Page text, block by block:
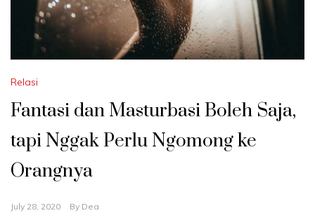
Relasi
Fantasi dan Masturbasi Boleh Saja,
tapi Nggak Perlu Ngomong ke
Orangnya
July 28, 2020 By Dea